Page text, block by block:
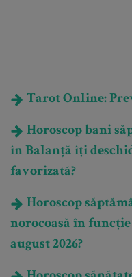
Tarot Online:
Horoscop bani
în Balanță îți
favorizată?
Horoscop
norocoasă în funcție
august 2026?